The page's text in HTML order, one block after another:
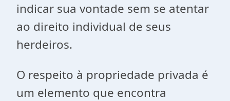
indicar sua vontade sem se atentar
ao direito individual de seus
herdeiros.
O respeito à propriedade privada é
um elemento que encontra